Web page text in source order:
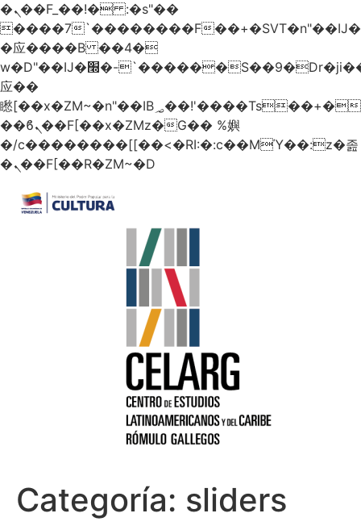
�ܢ��F_��!� :�s"��
����7`��������F
�应����B ��4�
w�D"��IJ�׭�-`������S��9�Dr�ji��EJ߅��gJ�
应��
矁[��x�ZM~�n"��IB؃��!'����Тѕ��+��(m��IK�ʭ�/|
��ϐܢ��F[��x�ZMz�G�� %嬩
�/c��������[[��<�RI:�:c��MΎ��:z�졾
�ܢ��F[��R�ZM~�D
Categoría: sliders